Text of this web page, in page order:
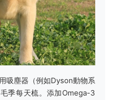
吸塵器（例如Dyson動物系
季每天梳。添加Omega-3